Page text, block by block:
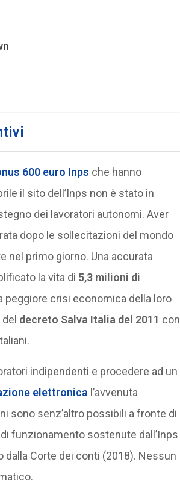
600 euro Inps che hanno
il sito dell’Inps non è stato in
dei lavoratori autonomi. Aver
dopo le sollecitazioni del mondo
nel primo giorno. Una accurata
la vita di 5,3 milioni di
peggiore crisi economica della loro
decreto Salva Italia del 2011 con
indipendenti e procedere ad un
elettronica l’avvenuta
sono senz’altro possibili a fronte di
funzionamento sostenute dall’Inps
dalla Corte dei conti (2018). Nessun